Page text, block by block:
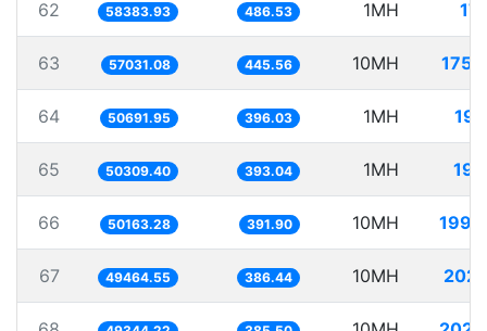
62 58383.93 486.53 1MH
63 57031.08 445.56 10MH
64 50691.95 396.03 1MH
65 50309.40 393.04 1MH
66 50163.28 391.90 10MH
67 49464.55 386.44 10MH